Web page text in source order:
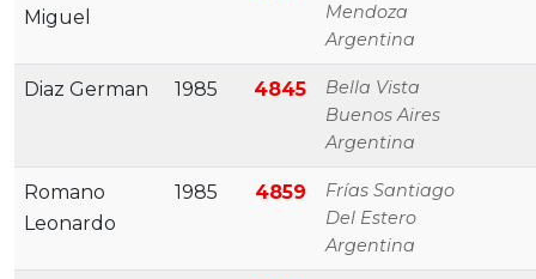
Miguel
Mendoza
Argentina
Diaz German 1985 4845
Bella Vista
Buenos Aires
Argentina
Romano
Leonardo
1985 4859
Frías Santiago
Del Estero
Argentina